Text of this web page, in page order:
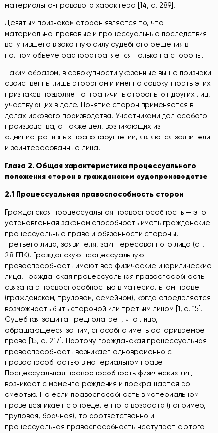
материально-правового характера [14, c. 289].
Девятым признаком сторон является то, что
материально-правовые и процессуальные последствия
вступившего в законную силу судебного решения в
полном объеме распространяется только на стороны.
Таким образом, в совокупности указанные выше признаки
свойственны лишь сторонам и именно совокупность этих
признаков позволяет отграничить стороны от других лиц,
участвующих в деле. Понятие сторон применяется в
делах искового производства. Участниками дел особого
производства, а также дел, возникающих из
административных правонарушений, являются заявители
и заинтересованные лица.
Глава 2. Общая характеристика процессуального
положения сторон в гражданском судопроизводстве
2.1 Процессуальная правоспособность сторон
Гражданская процессуальная правоспособность — это
установленная законом способность иметь гражданские
процессуальные права и обязанности стороны,
третьего лица, заявителя, заинтересованного лица (ст.
28 ГПК). Гражданскую процессуальную
правоспособность имеют все физические и юридические
лица. Гражданская процессуальная правоспособность
связана с правоспособностью в материальном праве
(гражданском, трудовом, семейном), когда определяется
возможность быть стороной или третьим лицом [1, c. 15].
Судебная защита предполагает, что лицо,
обращающееся за ним, способна иметь оспариваемое
право [15, c. 217]. Поэтому гражданская процессуальная
правоспособность возникает одновременно с
правоспособностью в материальном праве.
Процессуальная правоспособность физических лиц
возникает с момента рождения и прекращается со
смертью. Но если правоспособность в материальном
праве возникает с определенного возраста (например,
трудовая, брачная), то соответственно и
процессуальная правоспособность наступает с этого